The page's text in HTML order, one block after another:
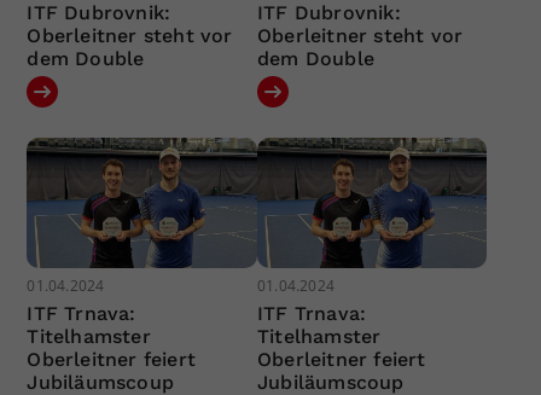
ITF Dubrovnik:
Oberleitner steht vor
dem Double
ITF Dubrovnik:
Oberleitner steht vor
dem Double
01.04.2024
ITF Trnava:
Titelhamster
Oberleitner feiert
Jubiläumscoup
01.04.2024
ITF Trnava:
Titelhamster
Oberleitner feiert
Jubiläumscoup